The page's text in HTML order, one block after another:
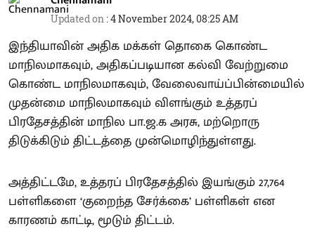
Updated on :4 November 2024, 08:25 AM
இந்தியாவின் அதிக மக்கள் தொகை கொண்ட
மாநிலமாகவும், அதிகப்படியான கல்வி வேற்றுமை
கொண்ட மாநிலமாகவும், வேலைவாய்ப்பின்மையில்
முதன்மை மாநிலமாகவும் விளங்கும் உத்தரப்
பிரதேசத்தின் மாநில பா.ஜ.க அரசு, மற்றொரு
திடுக்கிடும் திட்டத்தை முன்மொழிந்துள்ளது.
அத்திட்டமே, உத்தரப் பிரதேசத்தில் இயங்கும் 27,764
பள்ளிகளை ‘குறைந்த சேர்க்கை’ பள்ளிகள் என
காரணம் காட்டி, மூடும் திட்டம்.